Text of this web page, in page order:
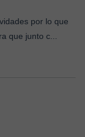
por lo que
que junto c